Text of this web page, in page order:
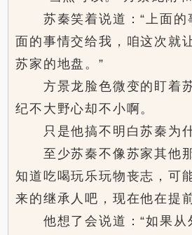
苏秦笑着说道：“上面的
面的事情交给我，咱这次就
苏家的地盘。”
方景龙脸色微变的盯着苏
纪不大野心却不小啊。
只是他搞不明白苏秦为什
至少苏秦不像苏家其他那
知道吃喝玩乐玩物丧志，可
来的继承人吧，现在他在提
他想了会说道：“如果从